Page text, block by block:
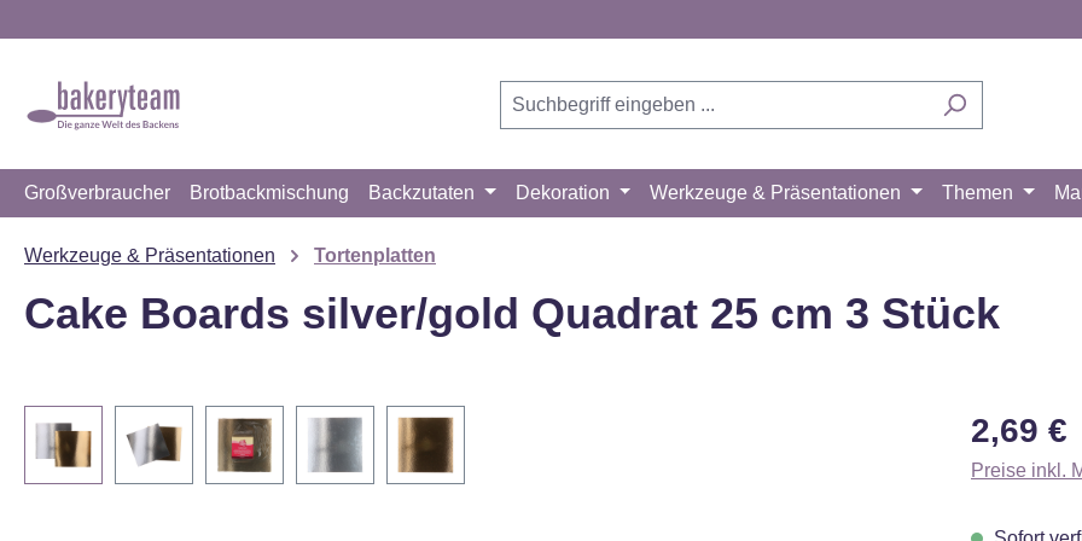
Großverbraucher Brotbackmischung Backzutaten Dekoration Werkzeuge & Präsentationen Themen
Werkzeuge & Präsentationen Tortenplatten
Cake Boards silver/gold Quadrat 25 cm 3 Stück
Bildergalerie überspringen Regulärer
2,69 €
Preise inkl.